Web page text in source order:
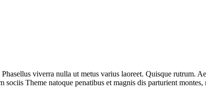
viverra nulla ut metus varius laoreet. Quisque rutrum.
Theme natoque penatibus et magnis dis parturient